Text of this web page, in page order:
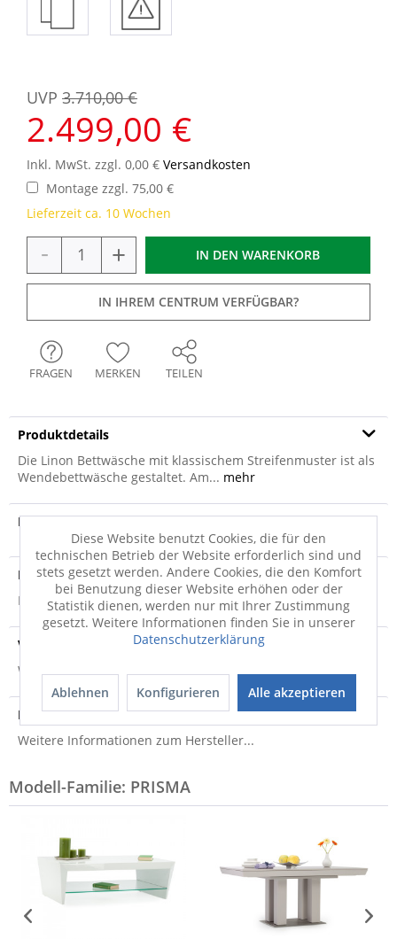
2.499,00 €
UVP 3.710,00 €
Inkl. MwSt. zzgl. 0,00 € Versandkosten
Lieferzeit ca. 10 Wochen
Montage zzgl. 75,00 €
- + IN DEN WARENKORB
IN IHREM CENTRUM VERFÜGBAR?
FRAGEN MERKEN TEILEN
Produktdetails
Die Linon Bettwäsche mit klassischem Streifenmuster ist als
Wendebettwäsche gestaltet. Am... mehr
Produktvideo
Produktsicherheit
Produktsicherheit
Versandinfo
Weitere Informationen zum Versand...
Hersteller
Weitere Informationen zum Hersteller...
Modell-Familie: PRISMA
Diese Website benutzt Cookies, die für den
technischen Betrieb der Website erforderlich sind und
stets gesetzt werden. Andere Cookies, die den Komfort
bei Benutzung dieser Website erhöhen oder der
Statistik dienen, werden nur mit Ihrer Zustimmung
gesetzt. Weitere Informationen finden Sie in unserer
Datenschutzerklärung
Ablehnen Konfigurieren Alle akzeptieren